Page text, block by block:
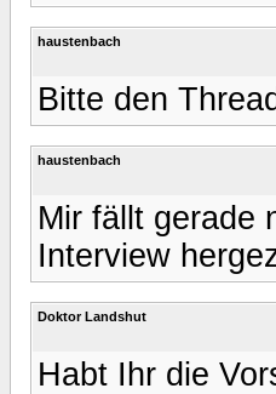
haustenbach
Bitte den
haustenbach
Mir fällt gerade
Interview
Doktor Landshut
Habt Ihr die